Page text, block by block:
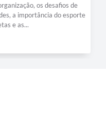
os desafios de
a importância do esporte
e as...